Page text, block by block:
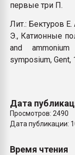
первые три П.
Лит.: Бектуров
Э., Катионные
and
symposium, Gent,
Дата
Просмотров: 2490
Дата публикации:
Время чтения